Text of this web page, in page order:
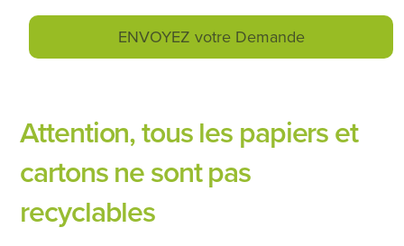
Attention, tous les papiers et
cartons ne sont pas
recyclables